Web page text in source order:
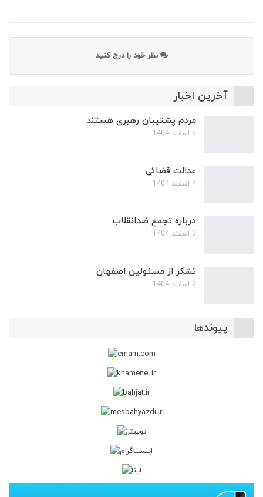
نظر خود را درج کنید
آخرین اخبار
مردم پشتیبان رهبری هستند
5 اسفند 1404
عدالت قضائی
4 اسفند 1404
درباره تجمع ضدانقلاب
3 اسفند 1404
تشکر از مسئولین اصفهان
2 اسفند 1404
پیوندها